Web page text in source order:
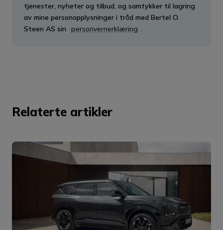
tjenester, nyheter og tilbud, og samtykker til lagring
av mine personopplysninger i tråd med Bertel O.
Steen AS sin
personvernerklæring .
Relaterte artikler